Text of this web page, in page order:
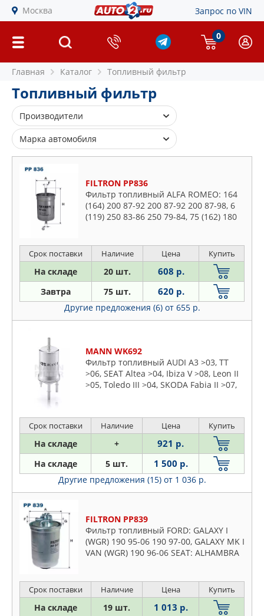
Москва Запрос по VIN
0
Главная Каталог Топливный фильтр
Топливный фильтр
Производители
ACHR
AIKO
ALCO FILTER
AMC FILTER
AMD
AMIWA
ASAM S.A.
ASHIKA
ASPARTS
AUTOMEGA
AVANTECH
BLUE PRINT
BM MOTORSPORT
BMW
BORSEHUNG
BOSCH
BRONCO
BSG
CARVILLE RACING
CHAMPION
CHRYSLER
CLEAN FILTERS
COMLINE
CROWN
CWORKS
DAEWHA
DAF
DELPHI
Марка автомобиля
Alfa Romeo
Audi
BMW
Buick
Cadillac
Chrysler
Citroen
Daewoo
Daihatsu
Dodge
Honda
Hummer
Hyundai
Infiniti
Isuzu
Iveco
Jaguar
KIA
Lancia
Land Rover
Lexus
Lincoln
Mercedes
Mitsubishi
FILTRON PP836
Фильтр топливный ALFA ROMEO: 164
(164) 200 87-92 200 87-92 200 87-98, 6
(119) 250 83-86 250 79-84, 75 (162) 180
Срок поставки Наличие Цена Купить
На складе 20 шт. 608 р.
Завтра 75 шт. 620 р.
Другие предложения (6) от 655 р.
MANN WK692
Фильтр топливный AUDI A3 >03, TT
>06, SEAT Altea >04, Ibiza V >08, Leon II
>05, Toledo III >04, SKODA Fabia II >07,
Golf VI >08, Jetta III >05, Polo V >09,
Scirocco III
Срок поставки Наличие Цена Купить
На складе + 921 р.
На складе 5 шт. 1 500 р.
Другие предложения (15) от 1 036 р.
FILTRON PP839
Фильтр топливный FORD: GALAXY I
(WGR) 190 95-06 190 97-00, GALAXY MK I
VAN (WGR) 190 96-06 SEAT: ALHAMBRA
Срок поставки Наличие Цена Купить
На складе 19 шт. 1 013 р.